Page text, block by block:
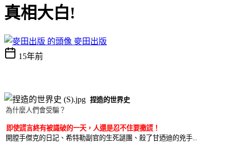
真相大白!
麥田出版
15年前
捏造的世界史
為什麼人們會受騙？
即使謊言終有被識破的一天，人還是忍不住要撒謊！
開膛手傑克的日記、希特勒副官的生死謎團、殺了甘迺迪的兇手...